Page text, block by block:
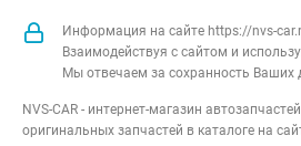
Информация на сайте https://nvs-
Взаимодействуя с сайтом и
Мы отвечаем за сохранность
NVS-CAR - интернет-магазин
оригинальных запчастей в каталоге на